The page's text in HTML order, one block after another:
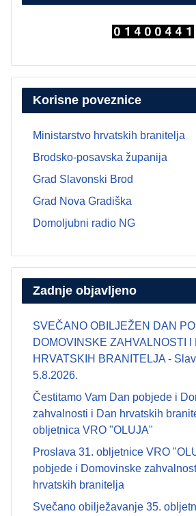
Korisne poveznice
Ministarstvo hrvatskih branitelja
Brodsko-posavska županija
Grad Slavonski Brod
Grad Nova Gradiška
Domoljubni radio NG
Zadnje objavljeno
SVEČANO OBILJEŽEN DAN
DOMOVINSKE ZAHVALNOSTI I
HRVATSKIH BRANITELJA -
5.8.2026.
Čestitamo Vam Dan pobjede i
zahvalnosti i Dan hrvatskih
obljetnica VRO "OLUJA"
Proslava 31. obljetnice VRO
pobjede i Domovinske
hrvatskih branitelja
Svečano obilježavanje 35.